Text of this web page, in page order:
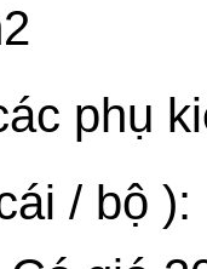
phụ
/ bộ